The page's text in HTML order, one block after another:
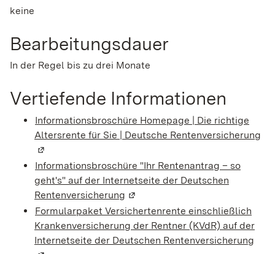
keine
Bearbeitungsdauer
In der Regel bis zu drei Monate
Vertiefende Informationen
Informationsbroschüre Homepage | Die richtige
Altersrente für Sie | Deutsche Rentenversicherung
Informationsbroschüre "Ihr Rentenantrag – so
geht's" auf der Internetseite der Deutschen
Rentenversicherung (Wird in einem neuen Fenster
Formularpaket Versichertenrente einschließlich
Krankenversicherung der Rentner (KVdR) auf der
Internetseite der Deutschen Rentenversicherung